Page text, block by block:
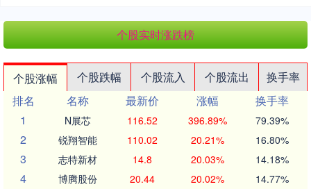
个股实时涨跌榜
个股涨幅 个股跌幅 个股流入 个股流出
换手率
排名
名称 最新价 涨幅
换手率
1
N展芯 116.52 396.89% 79.39%
2 锐翔智能 110.02 20.21% 16.80%
3 志特新材 14.8 20.03% 14.18%
4 博腾股份 20.44 20.02% 14.77%